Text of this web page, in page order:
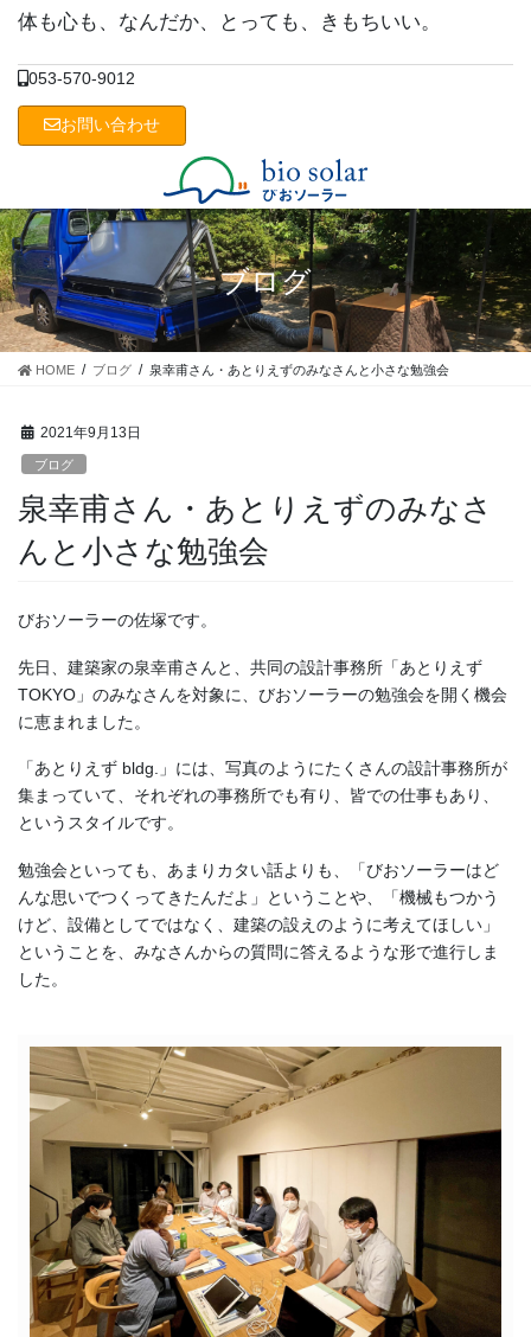
移
動
体も心も、なんだか、とっても、きもちいい。
053-570-9012
お問い合わせ
ブログ
HOME ブログ 泉幸甫さん・あとりえずのみなさんと小さな勉強会
2021年9月13日
ブログ
泉幸甫さん・あとりえずのみなさ
んと小さな勉強会
びおソーラーの佐塚です。
先日、建築家の泉幸甫さんと、共同の設計事務所「あとりえず
TOKYO」のみなさんを対象に、びおソーラーの勉強会を開く機会
に恵まれました。
「あとりえず bldg.」には、写真のようにたくさんの設計事務所が
集まっていて、それぞれの事務所でも有り、皆での仕事もあり、
というスタイルです。
勉強会といっても、あまりカタい話よりも、「びおソーラーはど
んな思いでつくってきたんだよ」ということや、「機械もつかう
けど、設備としてではなく、建築の設えのように考えてほしい」
ということを、みなさんからの質問に答えるような形で進行しま
した。